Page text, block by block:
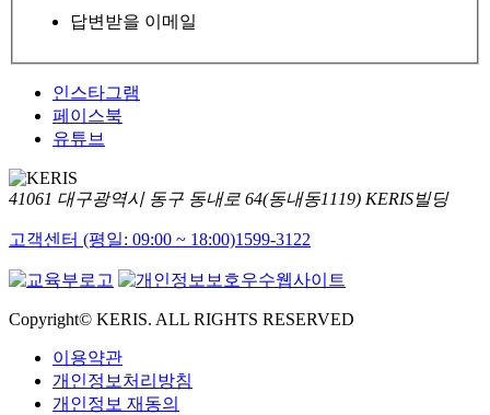
답변받을 이메일
인스타그램
페이스북
유튜브
41061 대구광역시 동구 동내로 64(동내동1119) KERIS빌딩
고객센터 (평일: 09:00 ~ 18:00)1599-3122
Copyright© KERIS. ALL RIGHTS RESERVED
이용약관
개인정보처리방침
개인정보 재동의